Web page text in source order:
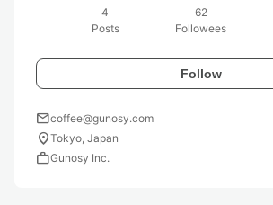
4
Posts
62
Followees
Follow
mailcoffee@gunosy.com
location_onTokyo, Japan
workGunosy Inc.